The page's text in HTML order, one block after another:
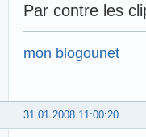
Par contre les
mon blogounet
31.01.2008 11:00:20